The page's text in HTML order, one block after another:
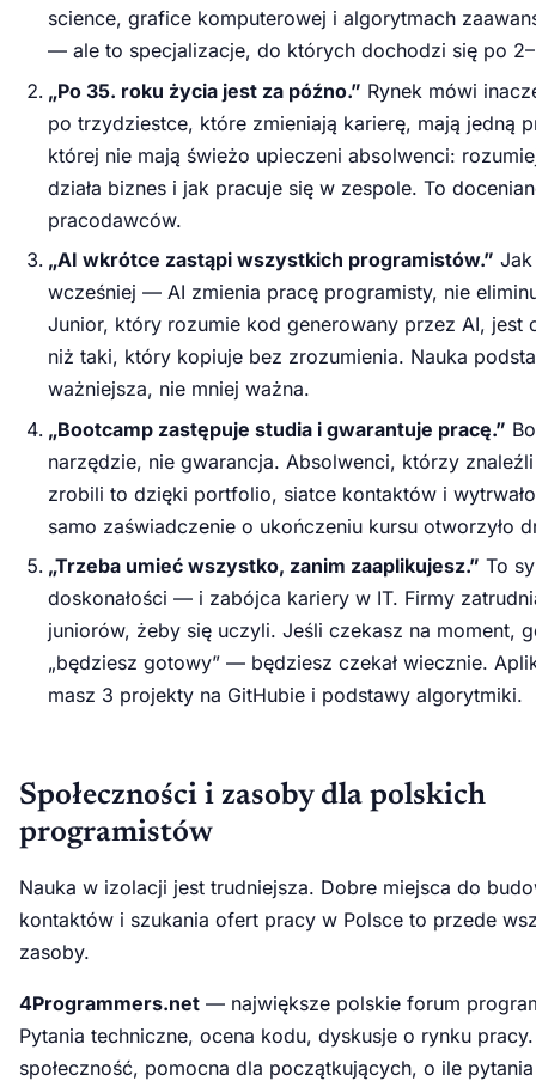
science, grafice komputerowej i algorytmach
— ale to specjalizacje, do których dochodzi się po
„Po 35. roku życia jest za późno.” Rynek mówi
po trzydziestce, które zmieniają karierę, mają jedną
której nie mają świeżo upieczeni absolwenci:
działa biznes i jak pracuje się w zespole. To
pracodawców.
„AI wkrótce zastąpi wszystkich programistów.” Jak
wcześniej — AI zmienia pracę programisty, nie
Junior, który rozumie kod generowany przez AI, jest
niż taki, który kopiuje bez zrozumienia. Nauka
ważniejsza, nie mniej ważna.
„Bootcamp zastępuje studia i gwarantuje pracę.”
narzędzie, nie gwarancja. Absolwenci, którzy
zrobili to dzięki portfolio, siatce kontaktów i
samo zaświadczenie o ukończeniu kursu otworzyło
„Trzeba umieć wszystko, zanim zaaplikujesz.” To
doskonałości — i zabójca kariery w IT. Firmy
juniorów, żeby się uczyli. Jeśli czekasz na moment,
„będziesz gotowy” — będziesz czekał wiecznie.
masz 3 projekty na GitHubie i podstawy algorytmiki.
Społeczności i zasoby dla polskich
programistów
Nauka w izolacji jest trudniejsza. Dobre miejsca do
kontaktów i szukania ofert pracy w Polsce to przede
zasoby.
4Programmers.net — największe polskie forum
Pytania techniczne, ocena kodu, dyskusje o rynku
społeczność, pomocna dla początkujących, o ile